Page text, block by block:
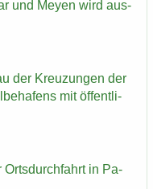
und Meyen wird aus­
der Kreu­zun­gen der
mit öf­fent­li­
Orts­durch­fahrt in Pa­